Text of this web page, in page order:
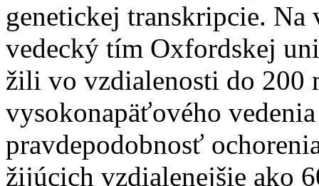
genetickej transkripcie.
vedecký tím Oxfordskej
žili vo vzdialenosti do 200
vysokonapäťového
pravdepodobnosť
žijúcich vzdialenejšie ako